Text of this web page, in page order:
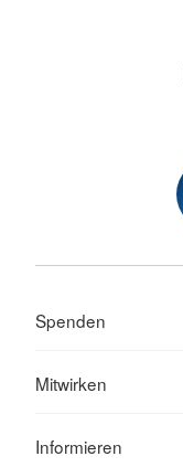
Spenden
Mitwirken
Informieren